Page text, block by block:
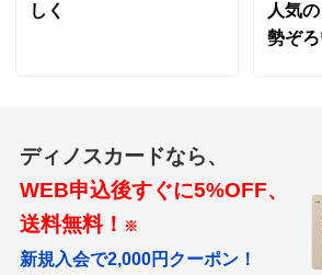
しく
人気
勢ぞ
ディノスカードなら、
WEB申込後すぐに5%OFF、
送料無料！ ※
新規入会で2,000円クーポン！